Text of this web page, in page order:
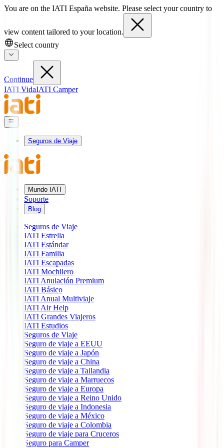
You are on the IATI España website. Please select your country to
view content tailored to your location.
Select country
Continue
IATI VidaIATI Camper
Seguros de Viaje
Mundo IATI
Soporte
Blog
Seguros de Viaje
IATI Estrella
IATI Estándar
IATI Familia
IATI Escapadas
IATI Mochilero
IATI Anulación Premium
IATI Básico
IATI Anual Multiviaje
IATI Air Help
IATI Grandes Viajeros
IATI Estudios
Seguros de Viaje
Seguro de viaje a EEUU
Seguro de viaje a Japón
Seguro de viaje a China
Seguro de viaje a Tailandia
Seguro de viaje a Marruecos
Seguro de viaje a Europa
Seguro de viaje a Reino Unido
Seguro de viaje a Indonesia
Seguro de viaje a México
Seguro de viaje a Colombia
Seguro de viaje para Cruceros
Seguro para Camper